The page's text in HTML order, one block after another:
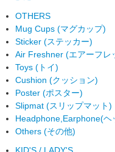
OTHERS
Mug Cups (マグカップ)
Sticker (ステッカー)
Air Freshner (エアーフレ
Toys (トイ)
Cushion (クッション)
Poster (ポスター)
Slipmat (スリップマット)
Headphone,Earphone(ヘ
Others (その他)